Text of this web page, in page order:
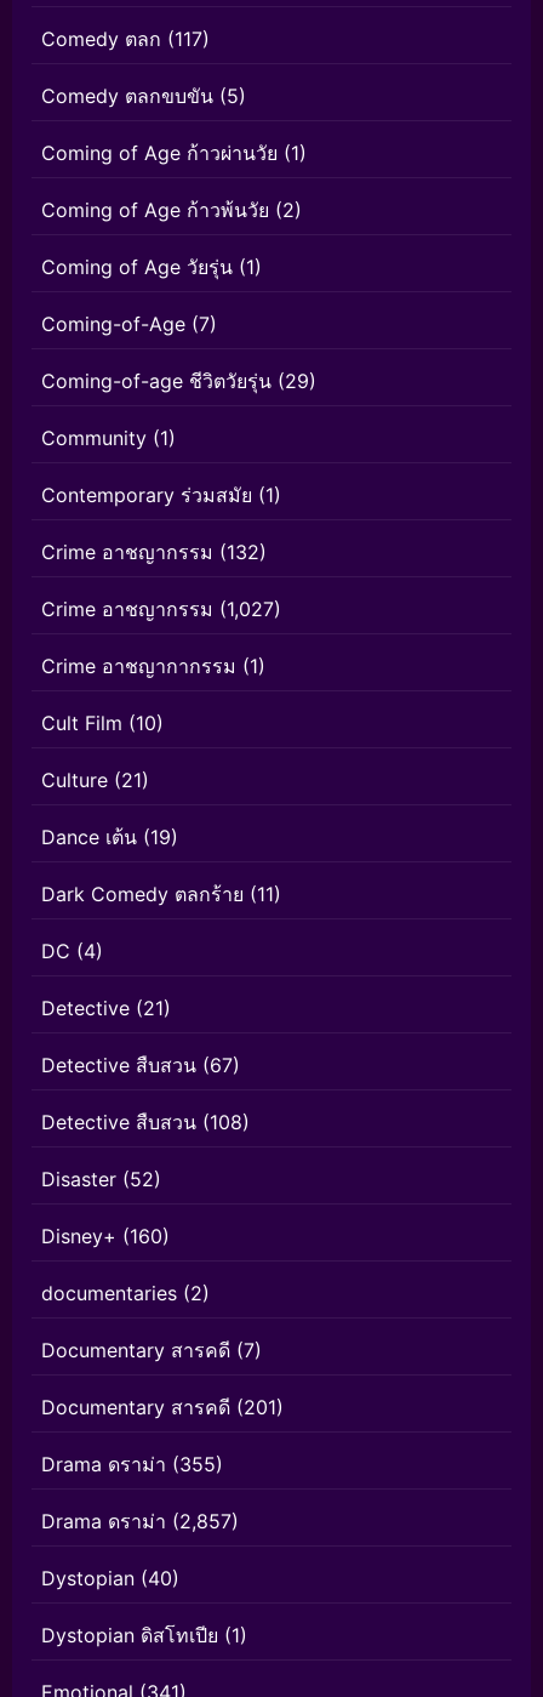
Comedy ตลก (117)
Comedy ตลกขบขัน (5)
Coming of Age ก้าวผ่านวัย (1)
Coming of Age ก้าวพ้นวัย (2)
Coming of Age วัยรุ่น (1)
Coming-of-Age (7)
Coming-of-age ชีวิตวัยรุ่น (29)
Community (1)
Contemporary ร่วมสมัย (1)
Crime อาชญากรรม (132)
Crime อาชญากรรม (1,027)
Crime อาชญากากรรม (1)
Cult Film (10)
Culture (21)
Dance เต้น (19)
Dark Comedy ตลกร้าย (11)
DC (4)
Detective (21)
Detective สืบสวน (67)
Detective สืบสวน (108)
Disaster (52)
Disney+ (160)
documentaries (2)
Documentary สารคดี (7)
Documentary สารคดี (201)
Drama ดราม่า (355)
Drama ดราม่า (2,857)
Dystopian (40)
Dystopian ดิสโทเปีย (1)
Emotional (341)